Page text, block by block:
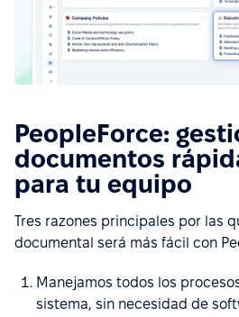
PeopleForce:
documentos
para tu equipo
Tres razones principales por las
documental será más fácil con
Manejamos todos los
sistema, sin necesidad de